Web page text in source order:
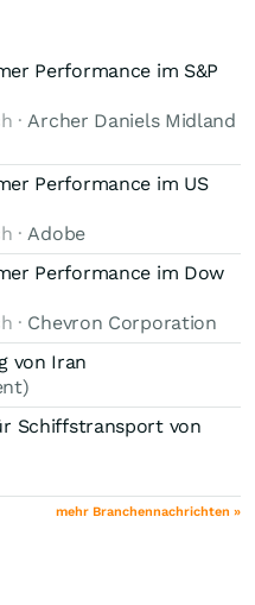
Performance im S&P
·Archer Daniels Midland
Performance im US
·Adobe
Performance im Dow
· Chevron Corporation
von Iran
Schiffstransport von
mehr Branchennachrichten »